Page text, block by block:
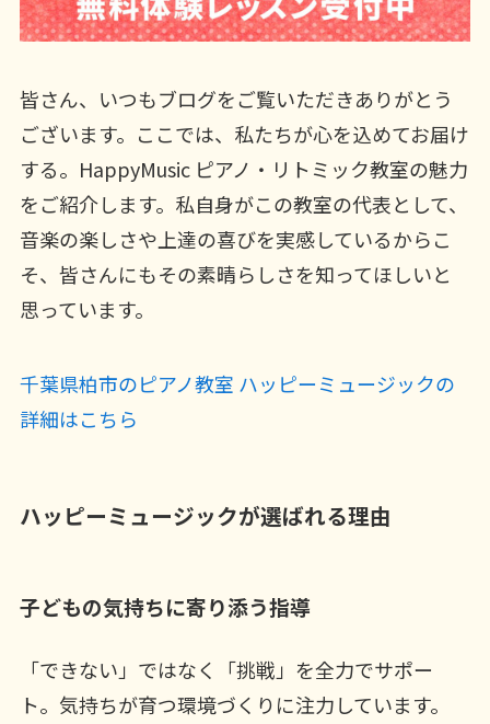
皆さん、いつもブログをご覧いただきありがとう
ございます。ここでは、私たちが心を込めてお届け
する。HappyMusic ピアノ・リトミック教室の魅力
をご紹介します。私自身がこの教室の代表として、
音楽の楽しさや上達の喜びを実感しているからこ
そ、皆さんにもその素晴らしさを知ってほしいと
思っています。
千葉県柏市のピアノ教室 ハッピーミュージックの
詳細はこちら
ハッピーミュージックが選ばれる理由
子どもの気持ちに寄り添う指導
「できない」ではなく「挑戦」を全力でサポー
ト。気持ちが育つ環境づくりに注力しています。